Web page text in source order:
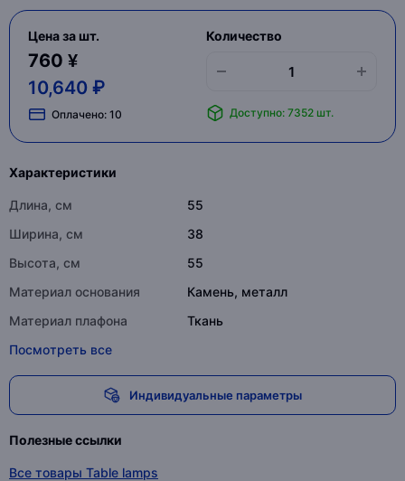
Цена за шт.
760 ¥
10,640 ₽
Оплачено: 10
Количество
Доступно: 7352 шт.
Характеристики
Длина, см
55
Ширина, см
38
Высота, см
55
Материал основания
Камень, металл
Материал плафона
Ткань
Посмотреть все
Индивидуальные параметры
Полезные ссылки
Все товары Table lamps